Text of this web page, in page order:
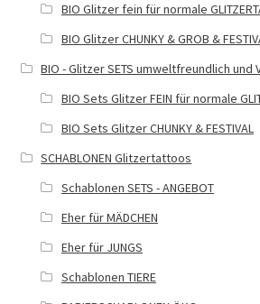
BIO Glitzer fein für normale
BIO Glitzer CHUNKY & GROB &
BIO - Glitzer SETS umweltfreundlich und
BIO Sets Glitzer FEIN für normale
BIO Sets Glitzer CHUNKY & FESTIVAL
SCHABLONEN Glitzertattoos
Schablonen SETS - ANGEBOT
Eher für MÄDCHEN
Eher für JUNGS
Schablonen TIERE